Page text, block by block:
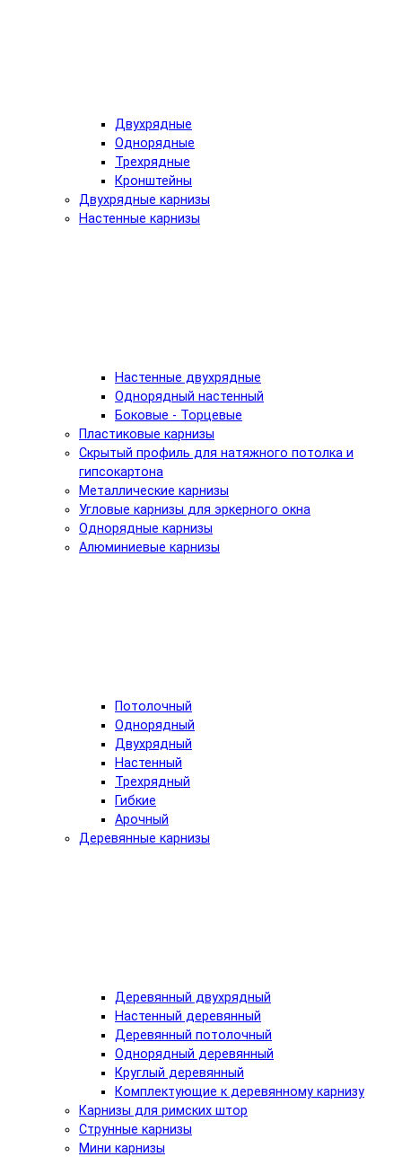
Двухрядные
Однорядные
Трехрядные
Кронштейны
Двухрядные карнизы
Настенные карнизы
Настенные двухрядные
Однорядный настенный
Боковые - Торцевые
Пластиковые карнизы
Скрытый профиль для натяжного потолка и
гипсокартона
Металлические карнизы
Угловые карнизы для эркерного окна
Однорядные карнизы
Алюминиевые карнизы
Потолочный
Однорядный
Двухрядный
Настенный
Трехрядный
Гибкие
Арочный
Деревянные карнизы
Деревянный двухрядный
Настенный деревянный
Деревянный потолочный
Однорядный деревянный
Круглый деревянный
Комплектующие к деревянному карнизу
Карнизы для римских штор
Струнные карнизы
Мини карнизы